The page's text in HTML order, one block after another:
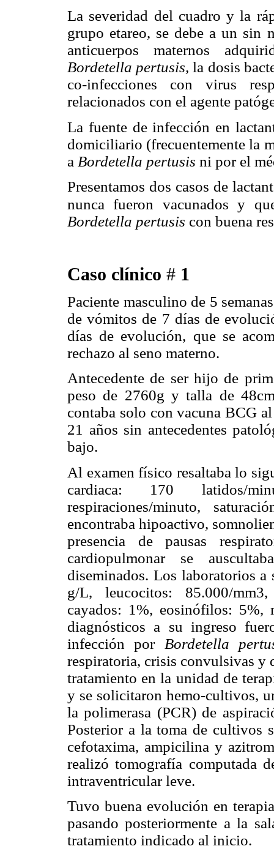
La severidad del cuadro y la
grupo etareo, se debe a un sin
anticuerpos maternos
Bordetella pertusis,la dosis
co-infecciones con virus
relacionados con el agente
La fuente de infección en
domiciliario (frecuentemente la
a Bordetella pertusis ni por el
Presentamos dos casos de
nunca fueron vacunados y
Bordetella pertusis con buena
Caso clínico # 1
Paciente masculino de 5
de vómitos de 7 días de
días de evolución, que se
rechazo al seno materno.
Antecedente de ser hijo de
peso de 2760g y talla de
contaba solo con vacuna BCG
21 años sin antecedentes
bajo.
Al examen físico resaltaba lo
cardiaca: 170 latidos/
respiraciones/minuto,
encontraba hipoactivo,
presencia de pausas
cardiopulmonar se
diseminados. Los laboratorios
g/L, leucocitos: 85.000/
cayados: 1%, eosinófilos: 5%,
diagnósticos a su ingreso
infección por Bordetella
respiratoria, crisis convulsivas y
tratamiento en la unidad de
y se solicitaron hemo-cultivos,
la polimerasa (PCR) de
Posterior a la toma de cultivos
cefotaxima, ampicilina y
realizó tomografía computada
intraventricular leve.
Tuvo buena evolución en
pasando posteriormente a la
tratamiento indicado al inicio.